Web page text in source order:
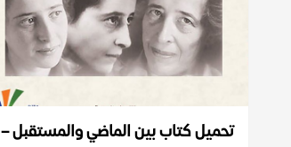
تحميل كتاب بين الماضي والمستقبل –